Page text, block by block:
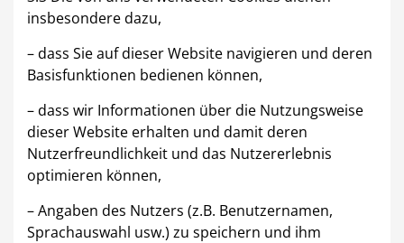
insbesondere dazu,
– dass Sie auf dieser Website navigieren und deren
Basisfunktionen bedienen können,
– dass wir Informationen über die Nutzungsweise
dieser Website erhalten und damit deren
Nutzerfreundlichkeit und das Nutzererlebnis
optimieren können,
– Angaben des Nutzers (z.B. Benutzernamen,
Sprachauswahl usw.) zu speichern und ihm